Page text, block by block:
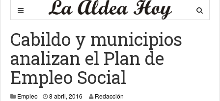
Cabildo y municipios
analizan el Plan de
Empleo Social
Empleo 8 abril, 2016 8 abril, 2016
Redacción